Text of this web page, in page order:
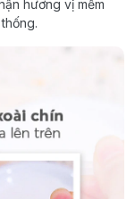
hương vị mềm